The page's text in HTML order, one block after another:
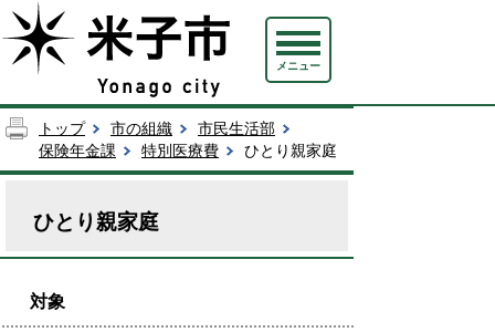
メニュー
トップ 市の組織
市民生活部
保険年金課
特別医療費 ひとり親家庭
ひとり親家庭
対象